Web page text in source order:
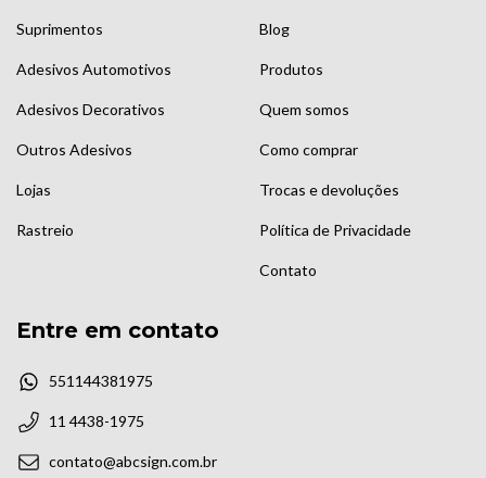
Suprimentos
Adesivos Automotivos
Adesivos Decorativos
Outros Adesivos
Lojas
Rastreio
Blog
Produtos
Quem somos
Como comprar
Trocas e devoluções
Política de Privacidade
Contato
Entre em contato
551144381975
11 4438-1975
contato@abcsign.com.br